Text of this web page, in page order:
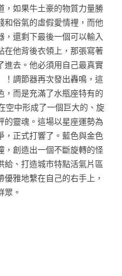
，如果牛土豪的物質力量勝
和俗氣的虛假愛情裡，而他
還剩下最後一個可以輸入
在他背後衣領上，那張寫著
進去。他必須用自己最真實
！調節器再次發出轟鳴，這
，而是充滿了水瓶座特有的
空中形成了一個巨大的、旋
的靈魂。這場以星座運勢為
，正式打響了。藍色與金色
，創造出一個不斷旋轉的怪
給、打造城市特點活氣片區
雅地繫在自己的右手上，
眾。